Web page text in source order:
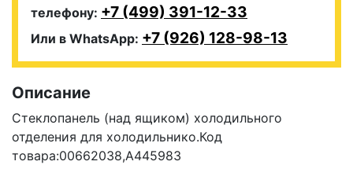
телефону: +7 (499) 391-12-33
Или в WhatsApp: +7 (926) 128-98-13
Описание
Стеклопанель (над ящиком) холодильного
отделения для холодильнико.Код
товара:00662038,A445983